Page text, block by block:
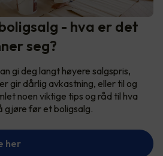
- hva er det
seg?
gi deg langt høyere salgspris,
gir dårlig avkastning, eller til og
noen viktige tips og råd til hva
gjøre før et boligsalg.
her